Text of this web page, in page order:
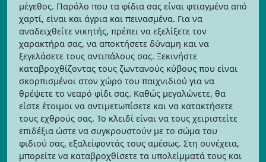
μέγεθος. Παρόλο που τα φίδια σας είναι φτιαγμένα από
χαρτί, είναι και άγρια και πεινασμένα. Για να
αναδειχθείτε νικητής, πρέπει να εξελίξετε τον
χαρακτήρα σας, να αποκτήσετε δύναμη και να
ξεγελάσετε τους αντιπάλους σας. Ξεκινήστε
καταβροχθίζοντας τους ζωντανούς κύβους που είναι
σκορπισμένοι στον χώρο του παιχνιδιού για να
θρέψετε το νεαρό φίδι σας. Καθώς μεγαλώνετε, θα
είστε έτοιμοι να αντιμετωπίσετε και να κατακτήσετε
τους εχθρούς σας. Το κλειδί είναι να τους χειριστείτε
επιδέξια ώστε να συγκρουστούν με το σώμα του
φιδιού σας, εξαλείφοντάς τους αμέσως. Στη συνέχεια,
μπορείτε να καταβροχθίσετε τα υπολείμματά τους και